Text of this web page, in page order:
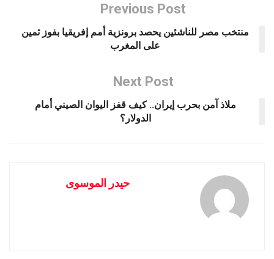
Previous Post
منتخب مصر للناشئين يحصد برونزية أمم إفريقيا بفوز ثمين
على المغرب
Next Post
ملاذ آمن بحرب إيران.. كيف قفز اليوان الصيني أمام
الدولار؟
حيدر الموسوى